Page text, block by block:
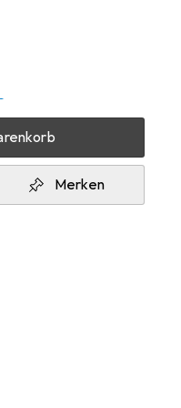
Merken